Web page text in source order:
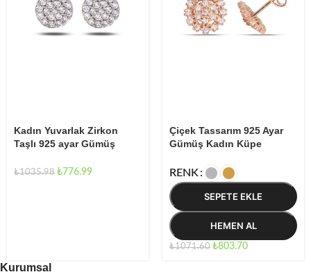
Kadın Yuvarlak Zirkon
Taşlı 925 ayar Gümüş
₺1035.98 ₺776.99
Çiçek Tassarım 925 Ayar
Gümüş Kadın Küpe
RENK
SEPETE EKLE
HEMEN AL
₺1071.60 ₺803.70
Kurumsal